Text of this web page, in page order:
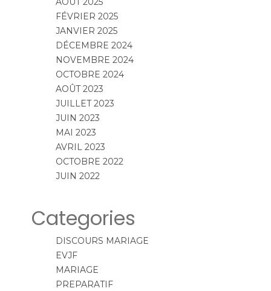
FÉVRIER 2025
JANVIER 2025
DÉCEMBRE 2024
NOVEMBRE 2024
OCTOBRE 2024
AOÛT 2023
JUILLET 2023
JUIN 2023
MAI 2023
AVRIL 2023
OCTOBRE 2022
JUIN 2022
Categories
DISCOURS MARIAGE
EVJF
MARIAGE
PREPARATIF